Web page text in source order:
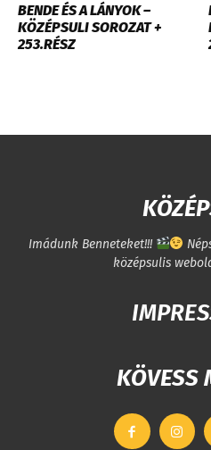
BENDE ÉS A LÁNYOK –
KÖZÉPSULI SOROZAT +
253.RÉSZ
Imádunk Benneteket!!!
középsulis
KÖVESS